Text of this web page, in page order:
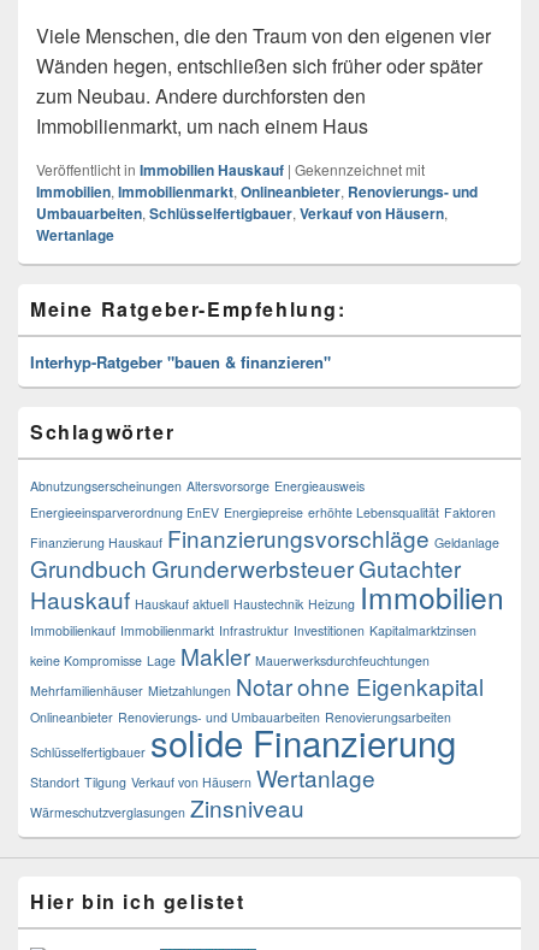
Viele Menschen, die den Traum von den eigenen vier
Wänden hegen, entschließen sich früher oder später
zum Neubau. Andere durchforsten den
Immobilienmarkt, um nach einem Haus
Veröffentlicht in Immobilien Hauskauf | Gekennzeichnet mit
Immobilien, Immobilienmarkt, Onlineanbieter, Renovierungs- und
Umbauarbeiten, Schlüsselfertigbauer, Verkauf von Häusern,
Wertanlage
Seitenleisten
Widget-
Bereich
Meine Ratgeber-Empfehlung:
Interhyp-Ratgeber "bauen & finanzieren"
Schlagwörter
Abnutzungserscheinungen Altersvorsorge Energieausweis
Energieeinsparverordnung EnEV Energiepreise erhöhte Lebensqualität Faktoren
Finanzierung Hauskauf Finanzierungsvorschläge Geldanlage
Grundbuch GrunderwerbsteuerGutachter
Hauskauf Hauskauf aktuell Haustechnik Heizung Immobilien
Immobilienkauf Immobilienmarkt Infrastruktur Investitionen Kapitalmarktzinsen
keine Kompromisse Lage Makler Mauerwerksdurchfeuchtungen
Mehrfamilienhäuser Mietzahlungen Notarohne Eigenkapital
Onlineanbieter Renovierungs- und Umbauarbeiten Renovierungsarbeiten
Schlüsselfertigbauer solide Finanzierung
Standort Tilgung Verkauf von Häusern Wertanlage
Wärmeschutzverglasungen Zinsniveau
Hier bin ich gelistet